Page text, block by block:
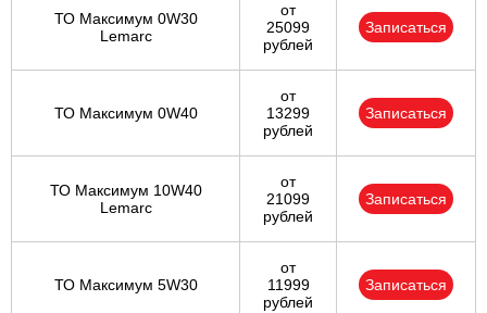
ТО Максимум 0W30
Lemarc
от
25099
рублей
Записаться
ТО Максимум 0W40
от
13299
рублей
Записаться
ТО Максимум 10W40
Lemarc
от
21099
рублей
Записаться
ТО Максимум 5W30
от
11999
рублей
Записаться